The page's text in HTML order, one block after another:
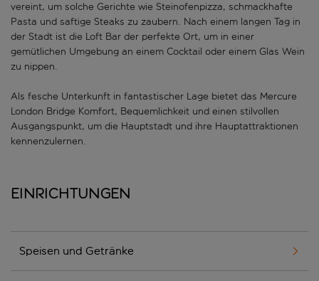
vereint, um solche Gerichte wie Steinofenpizza, schmackhafte
Pasta und saftige Steaks zu zaubern. Nach einem langen Tag in
der Stadt ist die Loft Bar der perfekte Ort, um in einer
gemütlichen Umgebung an einem Cocktail oder einem Glas Wein
zu nippen.
Als fesche Unterkunft in fantastischer Lage bietet das Mercure
London Bridge Komfort, Bequemlichkeit und einen stilvollen
Ausgangspunkt, um die Hauptstadt und ihre Hauptattraktionen
kennenzulernen.
Einrichtungen
Speisen und Getränke